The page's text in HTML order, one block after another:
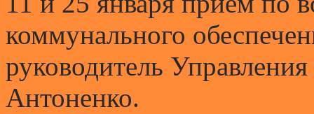
коммунального
руководитель
Антоненко.